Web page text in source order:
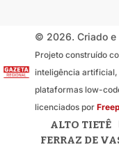
© 2026. Criado e
Projeto construído
inteligência artificial,
plataformas low-
licenciados por
ALTO TIETÊ
FERRAZ DE